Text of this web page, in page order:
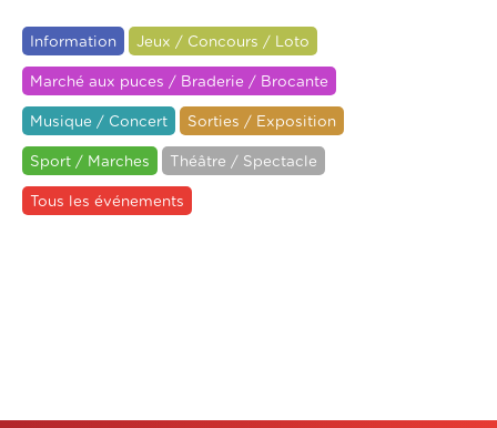
Information Jeux / Concours / Loto
Marché aux puces / Braderie / Brocante
Musique / Concert Sorties / Exposition
Sport / Marches Théâtre / Spectacle
Tous les événements